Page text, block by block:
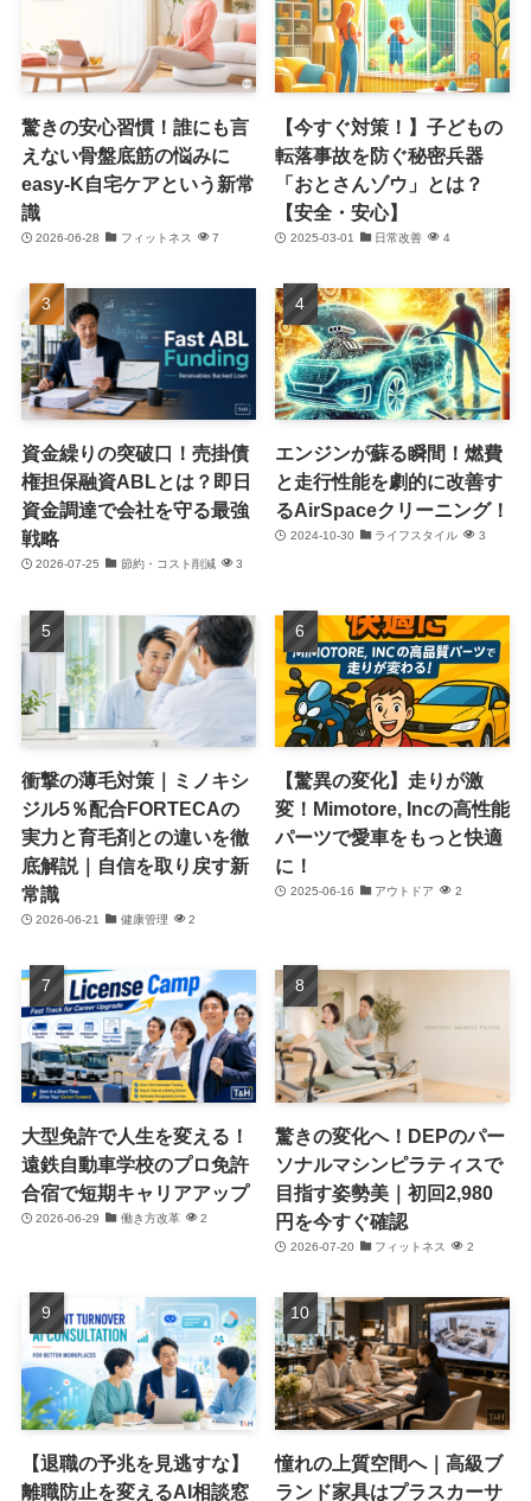
驚きの安心習慣！誰にも言
えない骨盤底筋の悩みに
easy-K自宅ケアという新常
識
2026-06-28 フィットネス 7
【今すぐ対策！】子どもの
転落事故を防ぐ秘密兵器
「おとさんゾウ」とは？
【安全・安心】
2025-03-01 日常改善 4
資金繰りの突破口！売掛債
権担保融資ABLとは？即日
資金調達で会社を守る最強
戦略
2026-07-25 節約・コスト削減 3
エンジンが蘇る瞬間！燃費
と走行性能を劇的に改善す
るAirSpaceクリーニング！
2024-10-30 ライフスタイル 3
衝撃の薄毛対策｜ミノキシ
ジル5％配合FORTECAの
実力と育毛剤との違いを徹
底解説｜自信を取り戻す新
常識
2026-06-21 健康管理 2
【驚異の変化】走りが激
変！Mimotore, Incの高性能
パーツで愛車をもっと快適
に！
2025-06-16 アウトドア 2
大型免許で人生を変える！
遠鉄自動車学校のプロ免許
合宿で短期キャリアアップ
2026-06-29 働き方改革 2
驚きの変化へ！DEPのパー
ソナルマシンピラティスで
目指す姿勢美｜初回2,980
円を今すぐ確認
2026-07-20 フィットネス 2
【退職の予兆を見逃すな】
離職防止を変えるAI相談窓
憧れの上質空間へ｜高級ブ
ランド家具はプラスカーサ